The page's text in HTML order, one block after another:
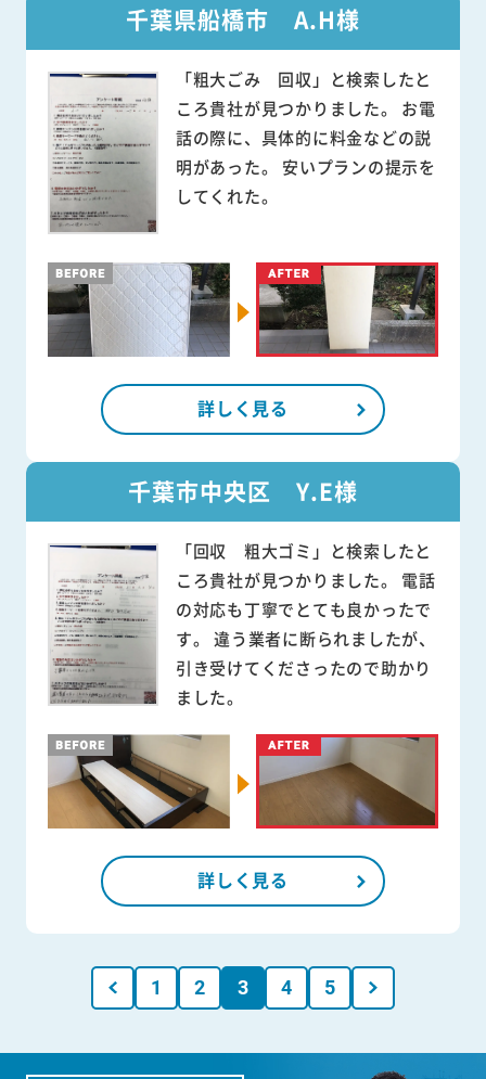
千葉県船橋市 A.H様
「粗大ごみ 回収」と検索したと
ころ貴社が見つかりました。 お電
話の際に、具体的に料金などの説
明があった。 安いプランの提示を
してくれた。
詳しく見る
千葉市中央区 Y.E様
「回収 粗大ゴミ」と検索したと
ころ貴社が見つかりました。 電話
の対応も丁寧でとても良かったで
す。 違う業者に断られましたが、
引き受けてくださったので助かり
ました。
詳しく見る
1 2 3 4 5